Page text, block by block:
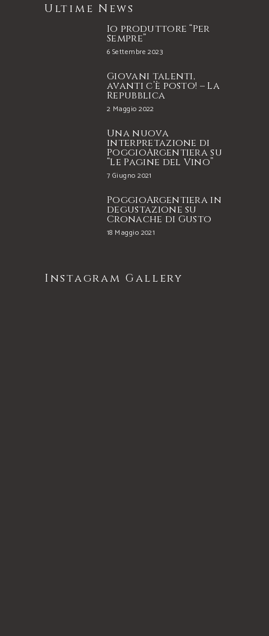
Ultime News
Io produttore “Per
Sempre”
6 Settembre 2023
Giovani talenti,
avanti c’è posto! – La
Repubblica
2 Maggio 2022
Una nuova
interpretazione di
PoggioArgentiera su
“Le Pagine del Vino”
7 Giugno 2021
PoggioArgentiera in
degustazione su
Cronache di Gusto
18 Maggio 2021
Instagram Gallery